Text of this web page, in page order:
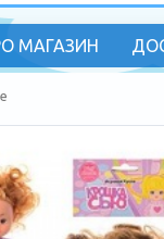
МАГАЗИН